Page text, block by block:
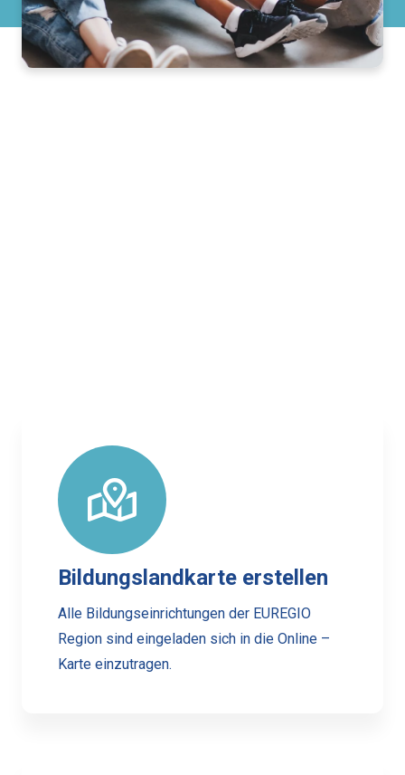
Bildungslandkarte erstellen
Alle Bildungseinrichtungen der EUREGIO
Region sind eingeladen sich in die Online –
Karte einzutragen.